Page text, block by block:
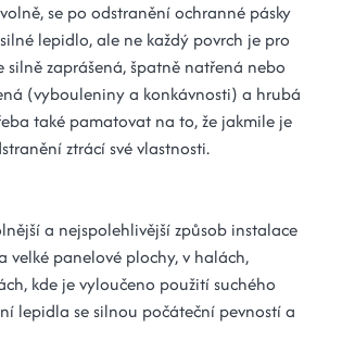
se po odstranění ochranné pásky
lepidlo, ale ne každý povrch je pro
zaprášená, špatně natřená nebo
(vybouleniny a konkávnosti) a hrubá
také pamatovat na to, že jakmile je
ztrácí své vlastnosti.
a nejspolehlivější způsob instalace
velké panelové plochy, v halách,
kde je vyloučeno použití suchého
lepidla se silnou počáteční pevností a